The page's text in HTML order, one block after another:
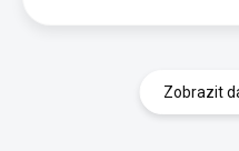
Zobrazit